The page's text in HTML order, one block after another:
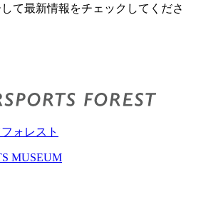
て最新情報をチェックしてくださ
ォレスト